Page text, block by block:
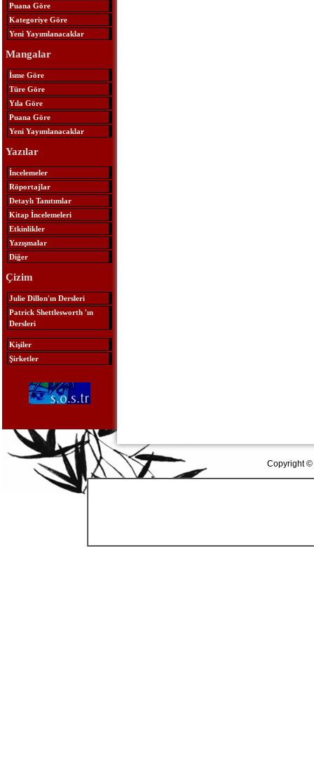
Puana Göre
Kategoriye Göre
Yeni Yayımlanacaklar
Mangalar
İsme Göre
Türe Göre
Yıla Göre
Puana Göre
Yeni Yayımlanacaklar
Yazılar
İncelemeler
Röportajlar
Detaylı Tanıtımlar
Kitap İncelemeleri
Etkinlikler
Yazışmalar
Diğer
Çizim
Julie Dillon'ın Dersleri
Patrick Shettlesworth 'ın
Dersleri
Kişiler
Şirketler
Copyright ©